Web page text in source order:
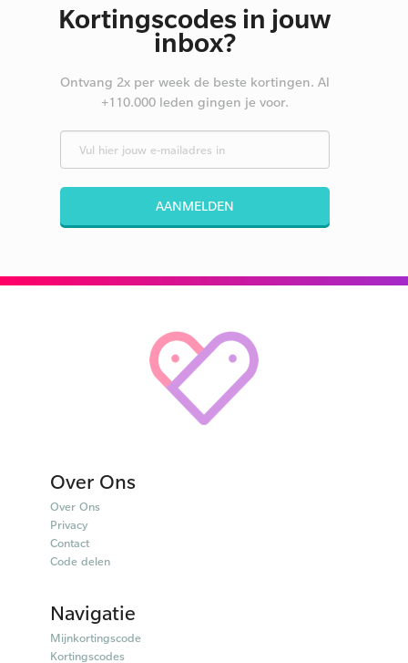
Kortingscodes in jouw
inbox?
Ontvang 2x per week de beste kortingen. Al
+110.000 leden gingen je voor.
AANMELDEN
Over Ons
Over Ons
Privacy
Contact
Code delen
Navigatie
Mijnkortingscode
Kortingscodes